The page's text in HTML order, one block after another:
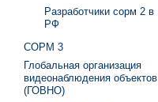
Разработчики сорм 2 в
РФ
СОРМ 3
Глобальная организация
видеонаблюдения объектов
(ГОВНО)